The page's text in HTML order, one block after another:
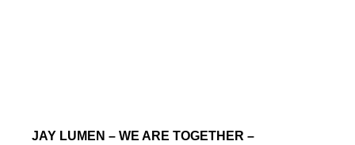
JAY LUMEN – WE ARE TOGETHER –